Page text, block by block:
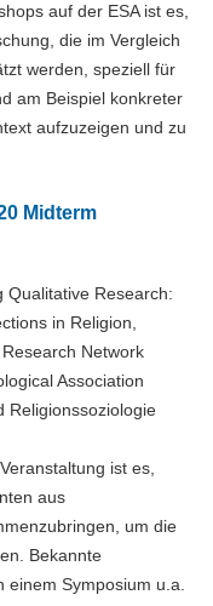
auf der ESA ist es,
die im Vergleich
werden, speziell für
am Beispiel konkreter
aufzuzeigen und zu
Midterm
Qualitative Research:
in Religion,
Network
Association
Religionssoziologie
ist es,
aus
um die
Bekannte
Symposium u.a.